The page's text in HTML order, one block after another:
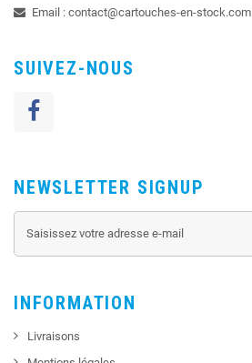
Email : contact@cartouches-en-stock.com
SUIVEZ-NOUS
NEWSLETTER SIGNUP
INFORMATION
Livraisons